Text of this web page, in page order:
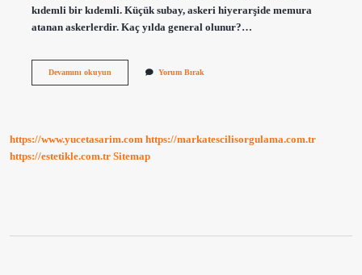
kıdemli bir kıdemli. Küçük subay, askeri hiyerarşide memura
atanan askerlerdir. Kaç yılda general olunur?…
Devamını okuyunMareşal
Yorum Bırak
https://www.yucetasarim.com https://markatescilisorgulama.com.tr
https://estetikle.com.tr Sitemap